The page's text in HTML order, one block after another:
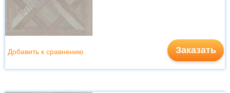
Заказать
Добавить к сравнению